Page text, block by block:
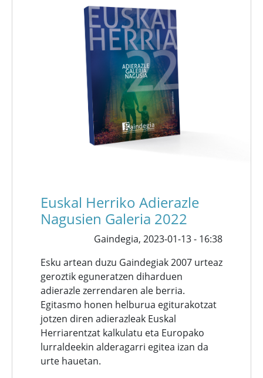
Euskal Herriko Adierazle
Nagusien Galeria 2022
Gaindegia, 2023-01-13 - 16:38
Esku artean duzu Gaindegiak 2007 urteaz
geroztik eguneratzen diharduen
adierazle zerrendaren ale berria.
Egitasmo honen helburua egiturakotzat
jotzen diren adierazleak Euskal
Herriarentzat kalkulatu eta Europako
lurraldeekin alderagarri egitea izan da
urte hauetan.